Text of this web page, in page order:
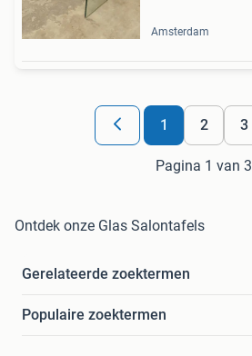
Amsterdam
1 2 3
Pagina 1 van 3
Ontdek onze Glas Salontafels
Gerelateerde zoektermen
Populaire zoektermen